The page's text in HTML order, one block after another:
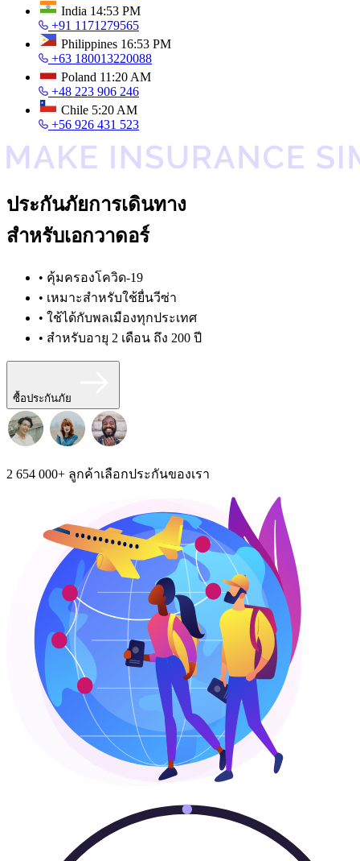
India 14:53 PM
+91 1171279565
Philippines 16:53 PM
+63 180013220088
Poland 11:20 AM
+48 223 906 246
Chile 5:20 AM
+56 926 431 523
ประกันภัยการเดินทาง
สำหรับเอกวาดอร์
• คุ้มครองโควิด-19
• เหมาะสำหรับใช้ยื่นวีซ่า
• ใช้ได้กับพลเมืองทุกประเทศ
• สำหรับอายุ 2 เดือน ถึง 200 ปี
ซื้อประกันภัย
2 654 000+ ลูกค้าเลือกประกันของเรา